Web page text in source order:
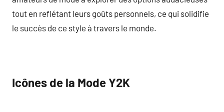
tout en reflétant leurs goûts personnels, ce qui solidifie
le succès de ce style à travers le monde.
Icônes de la Mode Y2K